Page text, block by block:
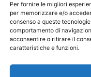
Per fornire le migliori
per memorizzare e/o
consenso a queste
comportamento di
acconsentire o ritirare il
caratteristiche e funzioni.